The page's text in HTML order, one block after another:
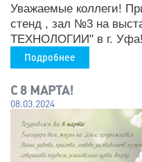
Уважаемые коллеги!
стенд , зал №3 на
ТЕХНОЛОГИИ" в г. Уфа!
Подробнее
С 8 МАРТА!
08.03.2024